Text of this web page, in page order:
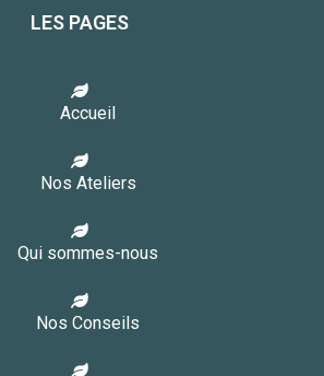
LES PAGES
Accueil
Nos Ateliers
Qui sommes-nous
Nos Conseils